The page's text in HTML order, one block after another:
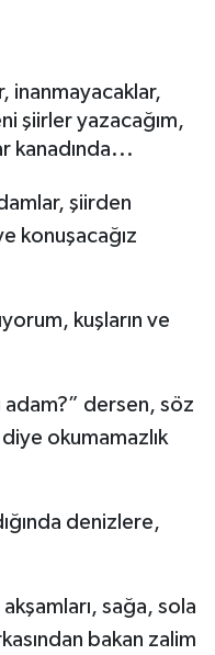
inanmayacaklar,
şiirler yazacağım,
kanadında...
şiirden
konuşacağız
kuşların ve
dersen, söz
okumamazlık
denizlere,
sağa, sola
bakan zalim